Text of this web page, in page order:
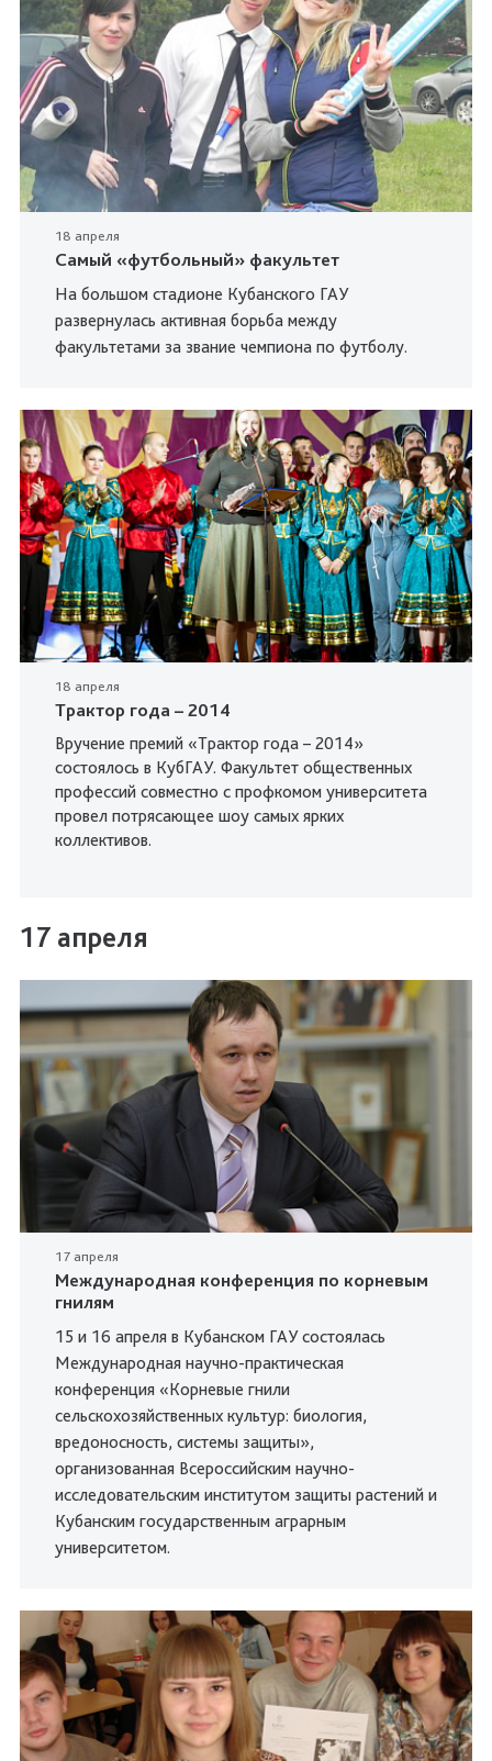
18 апреля
Самый «футбольный» факультет
На большом стадионе Кубанского ГАУ
развернулась активная борьба между
факультетами за звание чемпиона по футболу.
18 апреля
Трактор года – 2014
Вручение премий «Трактор года – 2014»
состоялось в КубГАУ. Факультет общественных
профессий совместно с профкомом университета
провел потрясающее шоу самых ярких
коллективов.
17 апреля
17 апреля
Международная конференция по корневым
гнилям
15 и 16 апреля в Кубанском ГАУ состоялась
Международная научно-практическая
конференция «Корневые гнили
сельскохозяйственных культур: биология,
вредоносность, системы защиты»,
организованная Всероссийским научно-
исследовательским институтом защиты растений и
Кубанским государственным аграрным
университетом.